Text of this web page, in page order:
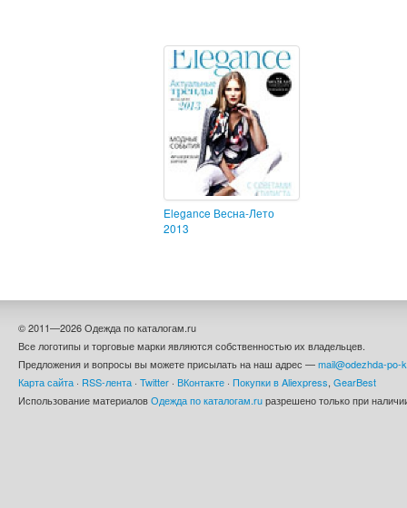
Elegance Весна-Лето
2013
© 2011—2026 Одежда по каталогам.ru
Все логотипы и торговые марки являются собственностью их владельцев.
Предложения и вопросы вы можете присылать на наш адрес —mail@odezhda-po-
Карта сайта · RSS-лента · Twitter · ВКонтакте · Покупки в Aliexpress GearBest
Использование материаловОдежда по каталогам.ruразрешено только при